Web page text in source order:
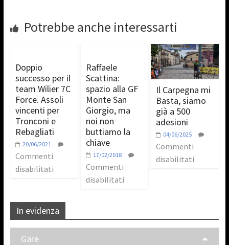
Potrebbe anche interessarti
Doppio
successo per il
team Wilier 7C
Force. Assoli
vincenti per
Tronconi e
Rebagliati
20/06/2021
Commenti
disabilitati
Raffaele
Scattina:
spazio alla GF
Monte San
Giorgio, ma
noi non
buttiamo la
chiave
17/02/2018
Commenti
disabilitati
Il Carpegna mi
Basta, siamo
già a 500
adesioni
04/06/2025
Commenti
disabilitati
In evidenza
Gare